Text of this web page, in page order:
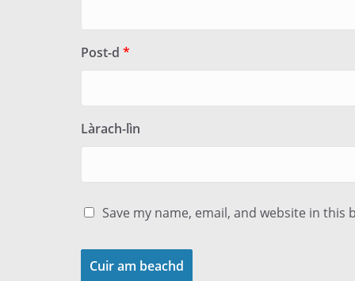
Post-d *
Làrach-lìn
Save my name, email, and website in